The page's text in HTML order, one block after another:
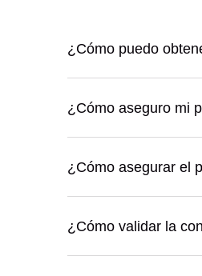
¿Cómo puedo
¿Cómo aseguro mi
¿Cómo asegurar el
¿Cómo validar la